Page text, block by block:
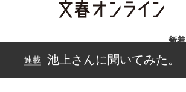
新着
連載 池上さんに聞いてみた。